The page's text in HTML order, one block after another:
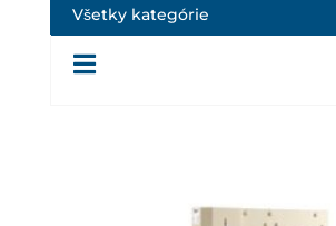
Všetky kategórie
